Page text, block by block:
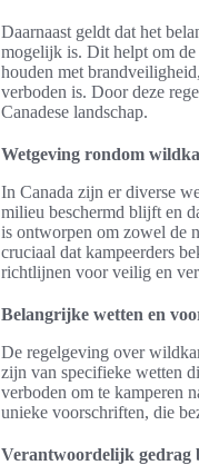
Daarnaast geldt dat het
mogelijk is. Dit helpt om de
houden met
verboden is. Door deze
Canadese landschap.
Wetgeving rondom
In Canada zijn er diverse
milieu beschermd blijft en
is ontworpen om zowel de
cruciaal dat kampeerders
richtlijnen voor veilig en
Belangrijke wetten en
De regelgeving over
zijn van specifieke wetten
verboden om te kamperen
unieke voorschriften, die
Verantwoordelijk gedrag